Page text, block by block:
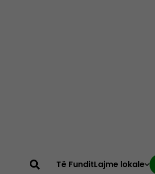
Të FunditLajme lokale